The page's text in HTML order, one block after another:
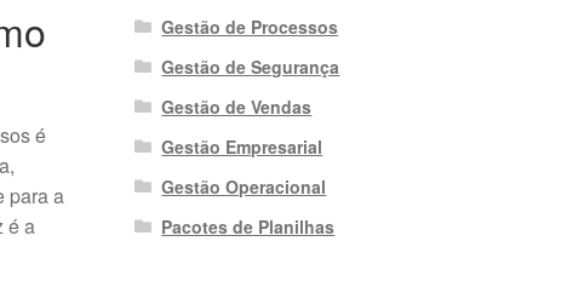
é
para a
é a
Gestão de Processos
Gestão de Segurança
Gestão de Vendas
Gestão Empresarial
Gestão Operacional
Pacotes de Planilhas